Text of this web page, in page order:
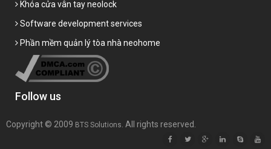
Khóa cửa vân tay neolock
Software development services
Phần mềm quản lý tòa nhà neohome
Follow us
Copyright © 2009 BTS Solutions. All rights reserved.